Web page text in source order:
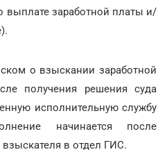
выплате заработной платы и/
о взыскании заработной
получения решения суда
исполнительную службу
начинается после
в отдел ГИС.